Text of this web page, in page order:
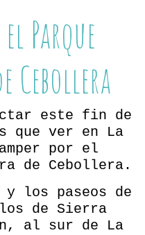
Parque
Cebollera
este fin de
que ver en La
por el
de Cebollera.
y los paseos de
de Sierra
al sur de La